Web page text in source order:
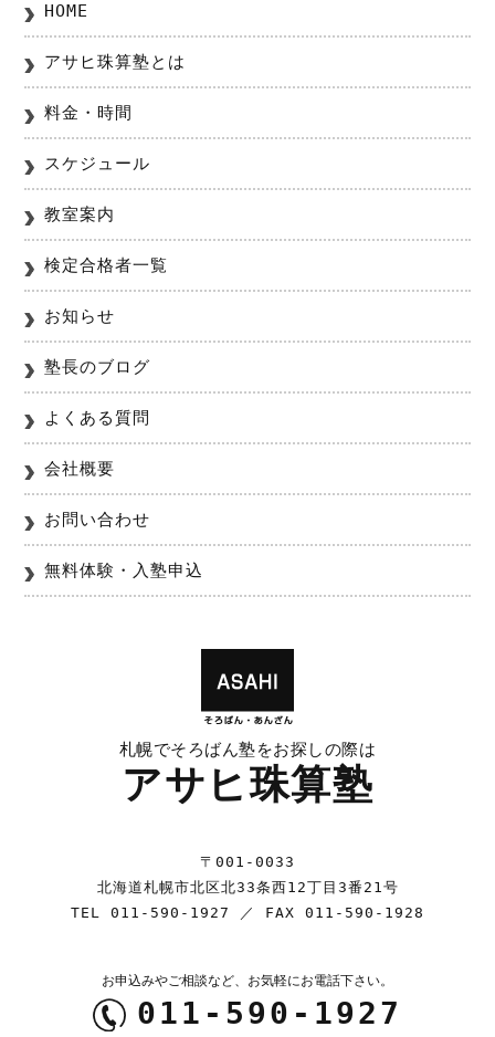
HOME
アサヒ珠算塾とは
料金・時間
スケジュール
教室案内
検定合格者一覧
お知らせ
塾長のブログ
よくある質問
会社概要
お問い合わせ
無料体験・入塾申込
札幌でそろばん塾をお探しの際は
アサヒ珠算塾
〒001-0033
北海道札幌市北区北33条西12丁目3番21号
TEL 011-590-1927 ／ FAX 011-590-1928
お申込みやご相談など、お気軽にお電話下さい。
011-590-1927